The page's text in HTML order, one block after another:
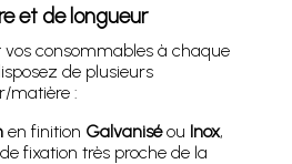
et de longueur
consommables à chaque
de plusieurs
matière :
en finition Galvaniséou Inox,
fixation très proche de la